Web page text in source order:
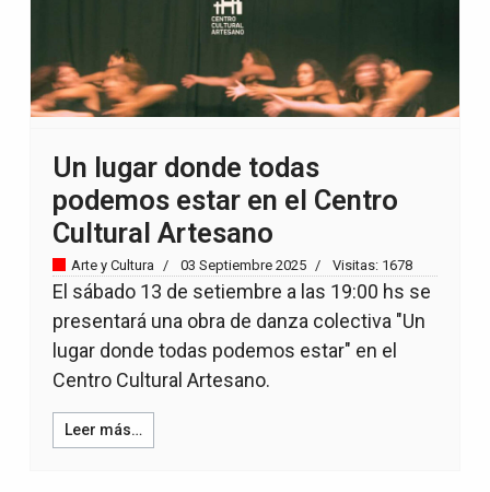
Un lugar donde todas
podemos estar en el Centro
Cultural Artesano
Arte y Cultura 03 Septiembre 2025 Visitas: 1678
El sábado 13 de setiembre a las 19:00 hs se
presentará una obra de danza colectiva "Un
lugar donde todas podemos estar" en el
Centro Cultural Artesano.
Leer más…